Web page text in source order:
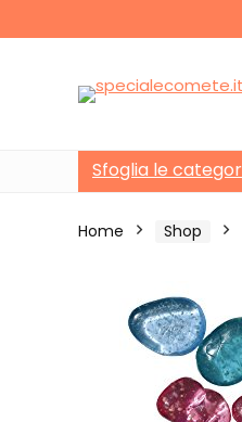
Sfoglia le
Home Shop